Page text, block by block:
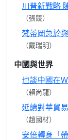
川普新戰略
（張競）
梵蒂岡急於
（戴瑞明）
中國與世界
也談中國在
（賴尚龍）
延續對華貿
（趙國材）
安倍轉身「